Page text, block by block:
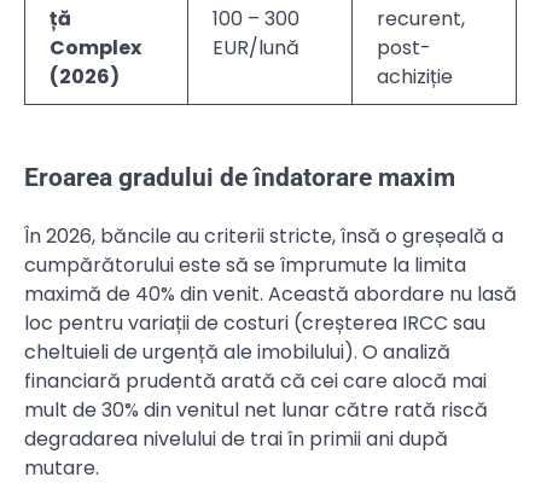
ță
Complex
(2026)
100 – 300
EUR/lună
recurent,
post-
achiziție
Eroarea gradului de îndatorare maxim
În 2026, băncile au criterii stricte, însă o greșeală a
cumpărătorului este să se împrumute la limita
maximă de 40% din venit. Această abordare nu lasă
loc pentru variații de costuri (creșterea IRCC sau
cheltuieli de urgență ale imobilului). O analiză
financiară prudentă arată că cei care alocă mai
mult de 30% din venitul net lunar către rată riscă
degradarea nivelului de trai în primii ani după
mutare.